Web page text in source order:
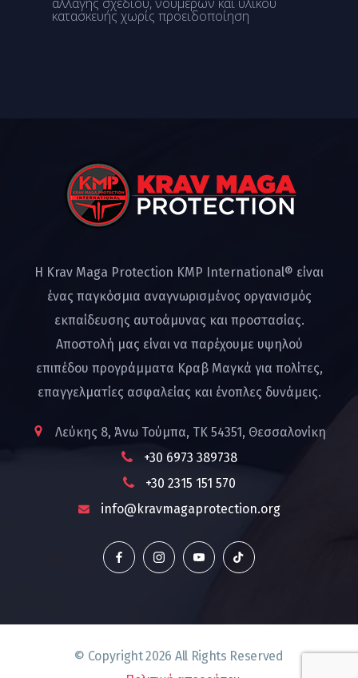
κατασκευής χωρίς προειδοποίηση
Η Krav Maga Protection KMP International® είναι
ένας παγκόσμια αναγνωρισμένος οργανισμός
εκπαίδευσης αυτοάμυνας και προστασίας.
Αποστολή μας είναι να παρέχουμε υψηλού
επιπέδου προγράμματα Κραβ Μαγκά για πολίτες,
επαγγελματίες ασφαλείας και ένοπλες δυνάμεις.
Λεύκης 8, Άνω Τούμπα, ΤΚ 54351, Θεσσαλονίκη
+30 6973 389738
+30 2315 151 570
info@kravmagaprotection.org
© Copyright2026 All Rights Reserved